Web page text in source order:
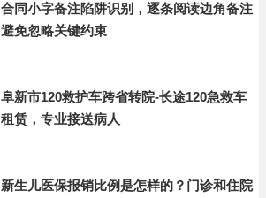
合同小字备注陷阱识别，逐条阅读边角备注
避免忽略关键约束
阜新市120救护车跨省转院-长途120急救车
租赁，专业接送病人
新生儿医保报销比例是怎样的？门诊和住院